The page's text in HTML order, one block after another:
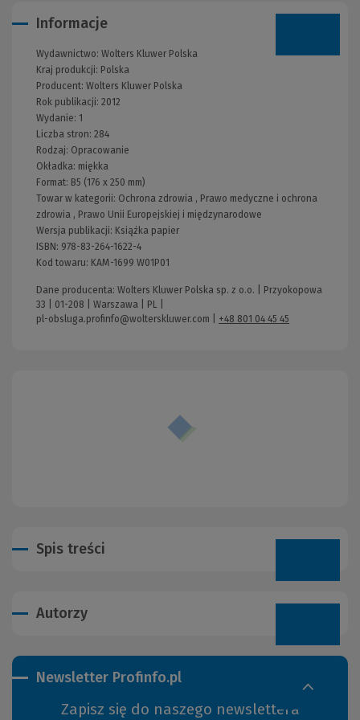
Informacje
Wydawnictwo: Wolters Kluwer Polska
Kraj produkcji: Polska
Producent: Wolters Kluwer Polska
Rok publikacji: 2012
Wydanie: 1
Liczba stron: 284
Rodzaj: Opracowanie
Okładka: miękka
Format: B5 (176 x 250 mm)
Towar w kategorii: Ochrona zdrowia , Prawo medyczne i ochrona
zdrowia , Prawo Unii Europejskiej i międzynarodowe
Wersja publikacji: Książka papier
ISBN: 978-83-264-1622-4
Kod towaru: KAM-1699 W01P01
Dane producenta: Wolters Kluwer Polska sp. z o.o. | Przyokopowa
33 | 01-208 | Warszawa | PL |
pl-obsluga.profinfo@wolterskluwer.com
+48 801 04 45 45
Spis treści
Autorzy
Newsletter Profinfo.pl
Zapisz się do naszego newslettera